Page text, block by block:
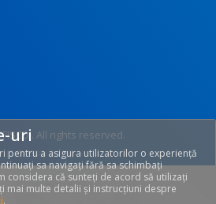
All rights reserved.
[T: 0.2398, O: 92]
uri
pentru a asigura utilizatorilor o experiență
sa navigați fără sa schimbați
considera că sunteți de acord să utilizați
mai multe detalii și instrucțiuni despre
.